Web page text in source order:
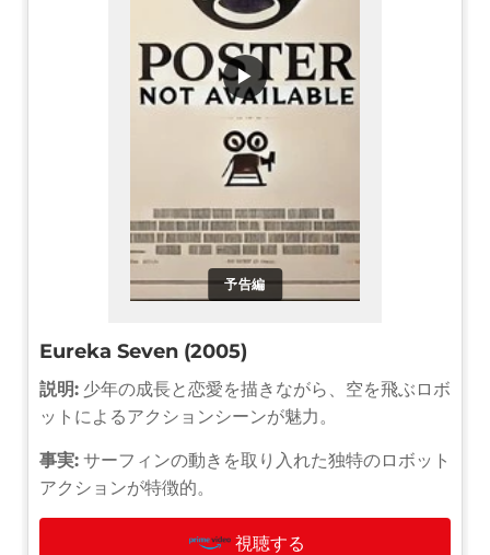
予告編
▶
Eureka Seven (2005)
説明: 少年の成長と恋愛を描きながら、空を飛ぶロボ
ットによるアクションシーンが魅力。
事実: サーフィンの動きを取り入れた独特のロボット
アクションが特徴的。
視聴する